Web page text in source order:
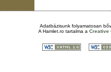
Adatbázisunk folyamatosan
A Hamlet.ro tartalma a Creative